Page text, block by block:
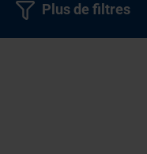
Plus de filtres